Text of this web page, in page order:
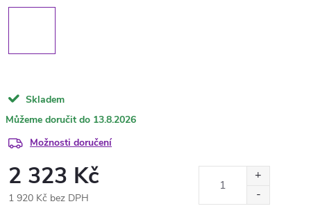
Skladem
13.8.2026
Možnosti doručení
2 323 Kč
1 920 Kč bez DPH